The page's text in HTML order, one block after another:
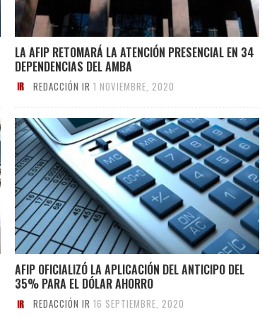
LA AFIP RETOMARÁ LA ATENCIÓN PRESENCIAL EN 34
DEPENDENCIAS DEL AMBA
REDACCIÓN IR 1 NOVIEMBRE, 2020
AFIP OFICIALIZÓ LA APLICACIÓN DEL ANTICIPO DEL
35% PARA EL DÓLAR AHORRO
REDACCIÓN IR 16 SEPTIEMBRE, 2020